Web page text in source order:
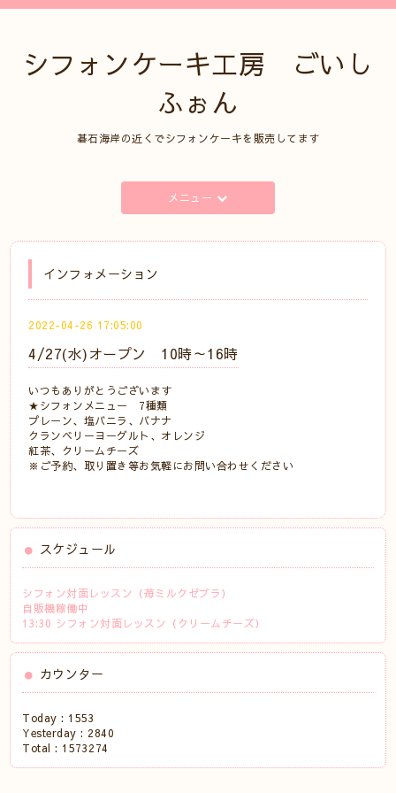
シフォンケーキ工房 ごいし
ふぉん
碁石海岸の近くでシフォンケーキを販売してます
メニュー
インフォメーション
2022-04-26 17:05:00
4/27(水)オープン 10時～16時
いつもありがとうございます
★シフォンメニュー 7種類
プレーン、塩バニラ、バナナ
クランベリーヨーグルト、オレンジ
紅茶、クリームチーズ
※ご予約、取り置き等お気軽にお問い合わせください
スケジュール
シフォン対面レッスン（苺ミルクゼブラ）
自販機稼働中
13:30 シフォン対面レッスン（クリームチーズ）
カウンター
Today : 1553
Yesterday : 2840
Total : 1573274